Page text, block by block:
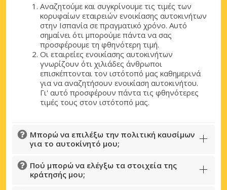
Αναζητούμε και συγκρίνουμε τις τιμές των
κορυφαίων εταιρειών ενοικίασης αυτοκινήτων
στην Ισπανία σε πραγματικό χρόνο. Αυτό
σημαίνει ότι μπορούμε πάντα να σας
προσφέρουμε τη φθηνότερη τιμή.
Οι εταιρείες ενοικίασης αυτοκινήτων
γνωρίζουν ότι χιλιάδες άνθρωποι
επισκέπτονται τον ιστότοπό μας καθημερινά
για να αναζητήσουν ενοικίαση αυτοκινήτου.
Γι' αυτό προσφέρουν πάντα τις φθηνότερες
τιμές τους στον ιστότοπό μας.
Μπορώ να επιλέξω την πολιτική καυσίμων
για το αυτοκίνητό μου;
Πού μπορώ να ελέγξω τα στοιχεία της
κράτησής μου;